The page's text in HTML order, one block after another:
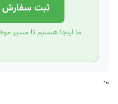
ثبت سفارش
ما اینجا هستیم تا مسیر
“`